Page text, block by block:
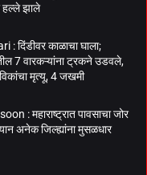
हल्ले झाले
दिंडीवर काळाचा घाला;
7 वारकऱ्यांना ट्रकने उडवले,
मृत्यू, 4 जखमी
: महाराष्ट्रात पावसाचा जोर
अनेक जिल्ह्यांना मुसळधार